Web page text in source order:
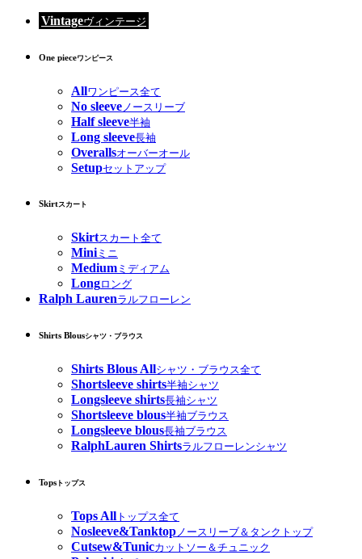
Vintageヴィンテージ
One pieceワンピース
Allワンピース全て
No sleeve ノースリーブ
Half sleeve半袖
Long sleeve長袖
Overallsオーバーオール
Setupセットアップ
Skirtスカート
Skirtスカート全て
Miniミニ
Medium ミディアム
Longロング
Ralph Laurenラルフローレン
Shirts Blousシャツ・ブラウス
Shirts Blous Allシャツ・ブラウス全て
Shortsleeve shirts半袖シャツ
Longsleeve shirts長袖シャツ
Shortsleeve blous半袖ブラウス
Longsleeve blous長袖ブラウス
RalphLauren Shirtsラルフローレンシャツ
Tops トップス
Tops All トップス全て
Nosleeve&Tanktopノースリーブ＆タンクトップ
Cutsew&Tunicカットソー＆チュニック